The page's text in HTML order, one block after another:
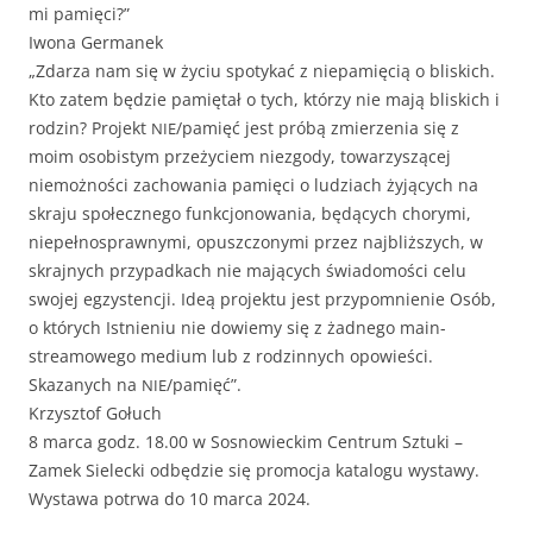
mi pamięci?”
Iwona Germanek
„Zdarza nam się w życiu spo­tykać z niepamię­cią o blis­kich.
Kto zatem będzie pamię­tał o tych, którzy nie mają blis­kich i
rodzin? Pro­jekt NIE/pamięć jest próbą zmierzenia się z
moim oso­bistym przeży­ciem niez­gody, towarzyszącej
niemożnoś­ci zachowa­nia pamię­ci o ludzi­ach żyją­cych na
skra­ju społecznego funkcjonowa­nia, będą­cych chory­mi,
niepełnosprawny­mi, opuszc­zony­mi przez najbliższych, w
skra­jnych przy­pad­kach nie mają­cych świado­moś­ci celu
swo­jej egzys­tencji. Ideą pro­jek­tu jest przy­pom­nie­nie Osób,
o których Ist­nie­niu nie dowiemy się z żad­nego main­
streamowego medi­um lub z rodzin­nych opowieś­ci.
Skazanych na NIE/pamięć”.
Krzysztof Gołuch
8 mar­ca godz. 18.00 w Sos­nowieckim Cen­trum Sztu­ki –
Zamek Sielec­ki odbędzie się pro­moc­ja kat­a­logu wystawy.
Wys­tawa potr­wa do 10 mar­ca 2024.